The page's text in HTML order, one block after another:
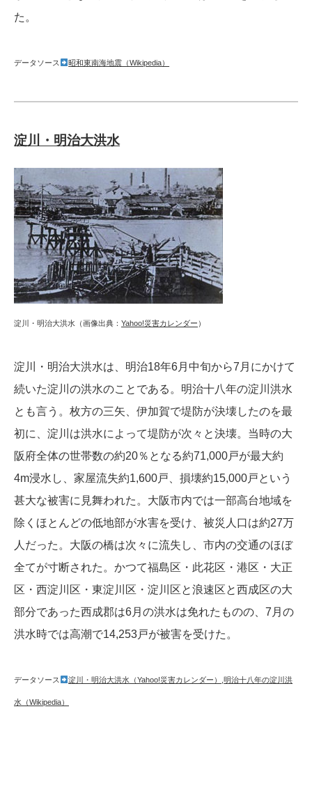
た。
データソース 昭和東南海地震（Wikipedia）
淀川・明治大洪水
淀川・明治大洪水（画像出典： Yahoo!災害カレンダー ）
淀川・明治大洪水は、明治18年6月中旬から7月にかけて
続いた淀川の洪水のことである。明治十八年の淀川洪水
とも言う。枚方の三矢、伊加賀で堤防が決壊したのを最
初に、淀川は洪水によって堤防が次々と決壊。当時の大
阪府全体の世帯数の約20％となる約71,000戸が最大約
4m浸水し、家屋流失約1,600戸、損壊約15,000戸という
甚大な被害に見舞われた。大阪市内では一部高台地域を
除くほとんどの低地部が水害を受け、被災人口は約27万
人だった。大阪の橋は次々に流失し、市内の交通のほぼ
全てが寸断された。かつて福島区・此花区・港区・大正
区・西淀川区・東淀川区・淀川区と浪速区と西成区の大
部分であった西成郡は6月の洪水は免れたものの、7月の
洪水時では高潮で14,253戸が被害を受けた。
データソース 淀川・明治大洪水（Yahoo!災害カレンダー） ,明治十八年の淀川洪
水（Wikipedia）